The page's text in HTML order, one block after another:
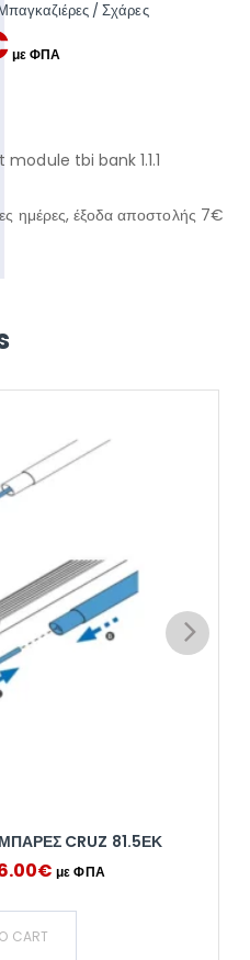
/ Σχάρες
ημέρες, έξοδα αποστολής 7€
CRUZ 81.5ΕΚ
€
CART